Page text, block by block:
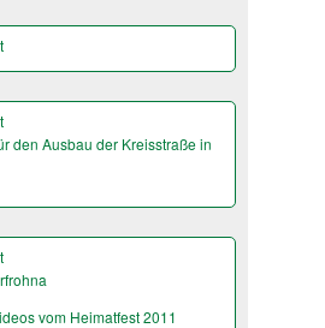
den Ausbau der Kreisstraße in
vom Heimatfest 2011